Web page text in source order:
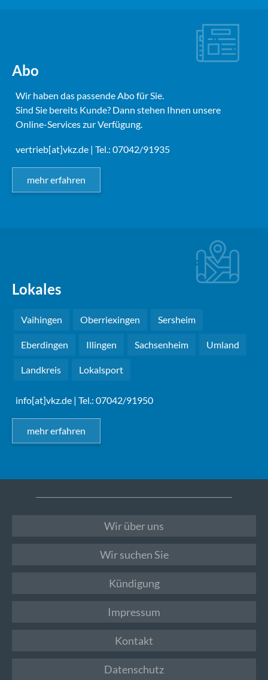
Abo
Wir haben das passende Abo für Sie.
Sind Sie bereits Kunde? Dann stehen Ihnen unsere
Online-Services zur Verfügung.
vertrieb[at]vkz.de | Tel.: 07042/91935
mehr erfahren
Lokales
Vaihingen Oberriexingen Sersheim
Eberdingen Illingen Sachsenheim Umland
Landkreis Lokalsport
info[at]vkz.de | Tel.: 07042/91950
mehr erfahren
Wir über uns
Wir suchen Sie
Kündigung
Impressum
Kontakt
Datenschutz